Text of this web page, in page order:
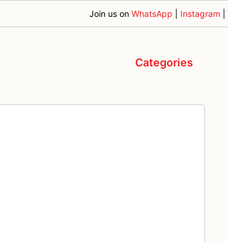
Join us on WhatsApp Instagram
Categories